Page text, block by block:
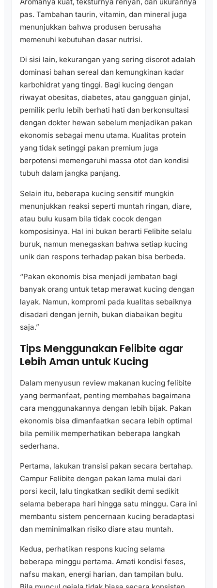
pas. Tambahan taurin, vitamin, dan mineral juga
menunjukkan bahwa produsen berusaha
memenuhi kebutuhan dasar nutrisi.
Di sisi lain, kekurangan yang sering disorot adalah
dominasi bahan sereal dan kemungkinan kadar
karbohidrat yang tinggi. Bagi kucing dengan
riwayat obesitas, diabetes, atau gangguan ginjal,
pemilik perlu lebih berhati hati dan berkonsultasi
dengan dokter hewan sebelum menjadikan pakan
ekonomis sebagai menu utama. Kualitas protein
yang tidak setinggi pakan premium juga
berpotensi memengaruhi massa otot dan kondisi
tubuh dalam jangka panjang.
Selain itu, beberapa kucing sensitif mungkin
menunjukkan reaksi seperti muntah ringan, diare,
atau bulu kusam bila tidak cocok dengan
komposisinya. Hal ini bukan berarti Felibite selalu
buruk, namun menegaskan bahwa setiap kucing
unik dan respons terhadap pakan bisa berbeda.
“Pakan ekonomis bisa menjadi jembatan bagi
banyak orang untuk tetap merawat kucing dengan
layak. Namun, kompromi pada kualitas sebaiknya
disadari dengan jernih, bukan diabaikan begitu
saja.”
Tips Menggunakan Felibite agar
Lebih Aman untuk Kucing
Dalam menyusun review makanan kucing felibite
yang bermanfaat, penting membahas bagaimana
cara menggunakannya dengan lebih bijak. Pakan
ekonomis bisa dimanfaatkan secara lebih optimal
bila pemilik memperhatikan beberapa langkah
sederhana.
Pertama, lakukan transisi pakan secara bertahap.
Campur Felibite dengan pakan lama mulai dari
porsi kecil, lalu tingkatkan sedikit demi sedikit
selama beberapa hari hingga satu minggu. Cara ini
membantu sistem pencernaan kucing beradaptasi
dan meminimalkan risiko diare atau muntah.
Kedua, perhatikan respons kucing selama
beberapa minggu pertama. Amati kondisi feses,
nafsu makan, energi harian, dan tampilan bulu.